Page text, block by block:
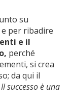
su
per ribadire
e il
perché
si crea
da qui il
successo è una